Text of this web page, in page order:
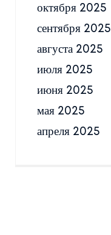
октября 2025
сентября 2025
августа 2025
июля 2025
июня 2025
мая 2025
апреля 2025